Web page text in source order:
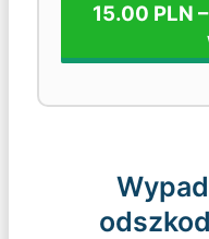
15.00 PLN